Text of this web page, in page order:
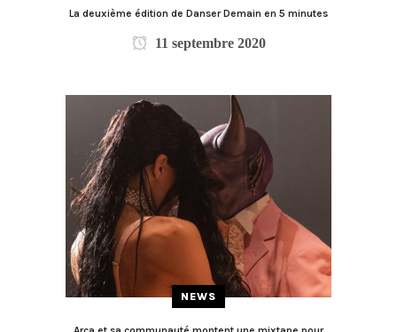
La deuxième édition de Danser Demain en 5 minutes
11 septembre 2020
NEWS